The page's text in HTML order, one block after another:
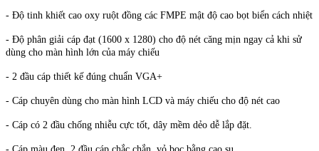
- Độ tinh khiết cao oxy ruột đồng các FMPE mật độ cao bọt biển cách nhiệt
- Độ phân giải cáp đạt (1600 x 1280) cho độ nét căng mịn ngay cả khi sử
dùng cho màn hình lớn của máy chiếu
- 2 đầu cáp thiết kế đúng chuẩn VGA+
- Cáp chuyên dùng cho màn hình LCD và máy chiếu cho độ nét cao
- Cáp có 2 đầu chống nhiễu cực tốt, dây mềm dẻo dễ lắp đặt.